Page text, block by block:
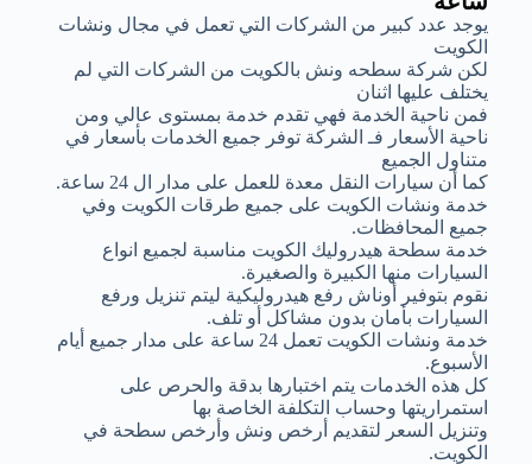
يوجد عدد كبير من الشركات التي تعمل في مجال ونشات
الكويت
لكن شركة سطحه ونش بالكويت من الشركات التي لم
يختلف عليها اثنان
فمن ناحية الخدمة فهي تقدم خدمة بمستوى عالي ومن
ناحية الأسعار فـ الشركة توفر جميع الخدمات بأسعار في
متناول الجميع
كما أن سيارات النقل معدة للعمل على مدار ال 24 ساعة.
خدمة ونشات الكويت على جميع طرقات الكويت وفي
جميع المحافظات.
خدمة سطحة هيدروليك الكويت مناسبة لجميع انواع
السيارات منها الكبيرة والصغيرة.
نقوم بتوفير أوناش رفع هيدروليكية ليتم تنزيل ورفع
السيارات بأمان بدون مشاكل أو تلف.
خدمة ونشات الكويت تعمل 24 ساعة على مدار جميع أيام
الأسبوع.
كل هذه الخدمات يتم اختبارها بدقة والحرص على
استمراريتها وحساب التكلفة الخاصة بها
وتنزيل السعر لتقديم أرخص ونش وأرخص سطحة في
الكويت.